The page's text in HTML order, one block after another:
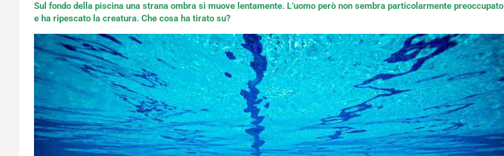
Sul fondo della piscina una strana ombra si muove lentamente. L’uomo però non sembra particolarmente preoccupato
e ha ripescato la creatura. Che cosa ha tirato su?